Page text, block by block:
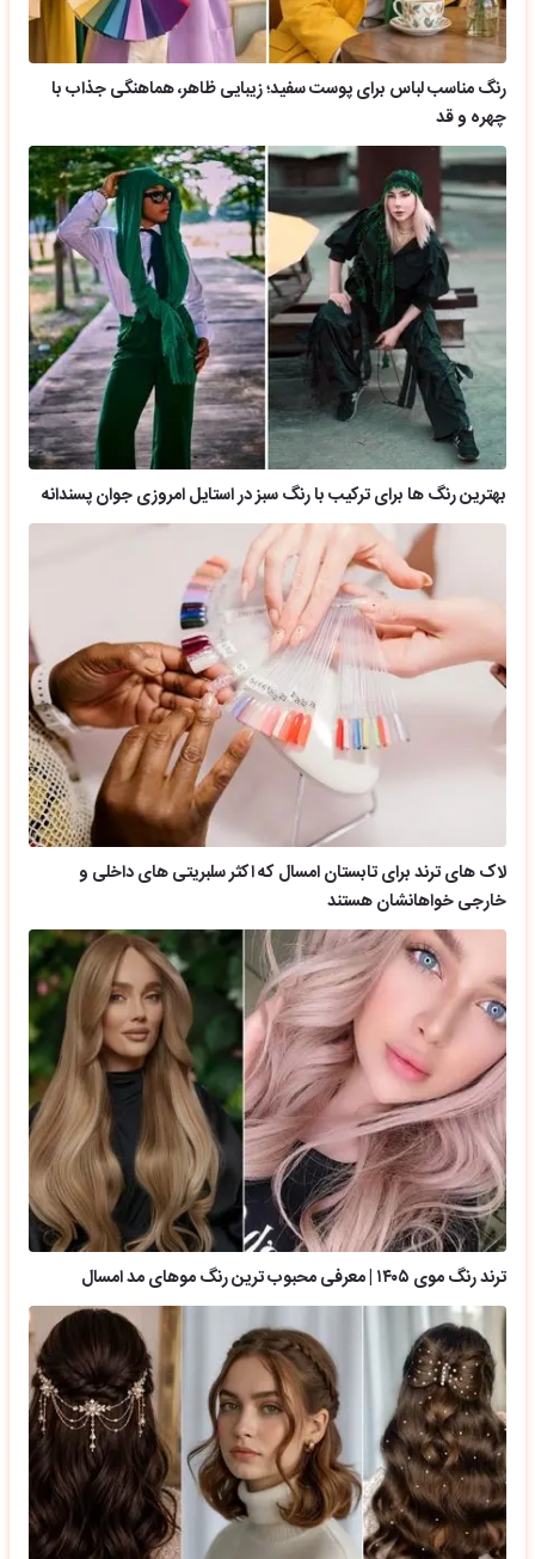
رنگ مناسب لباس برای پوست سفید؛ زیبایی ظاهر، هماهنگی جذاب با
چهره و قد
بهترین رنگ ها برای ترکیب با رنگ سبز در استایل امروزی جوان پسندانه
لاک های ترند برای تابستان امسال که اکثر سلبریتی های داخلی و
خارجی خواهانشان هستند
ترند رنگ موی ۱۴۰۵ | معرفی محبوب ترین رنگ موهای مد امسال